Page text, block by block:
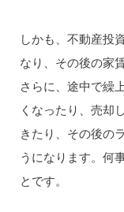
しかも、不動産投
なり、その後の家
さらに、途中で繰
くなったり、売却
きたり、その後の
うになります。何
とです。